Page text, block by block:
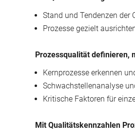
Stand und Tendenzen
Prozesse gezielt
Prozessqualität definieren,
Kernprozesse erkennen
Schwachstellenanalyse
Kritische Faktoren für
Mit Qualitätskennzahlen